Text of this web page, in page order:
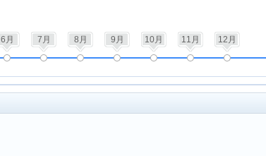
6月 7月 8月 9月 10月 11月 12月